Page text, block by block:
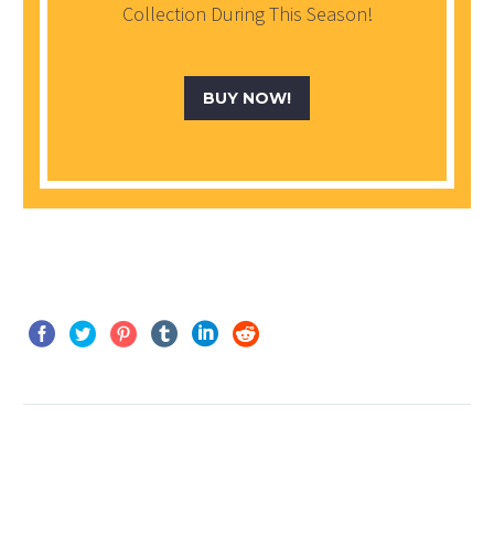
Collection During This Season!
BUY NOW!